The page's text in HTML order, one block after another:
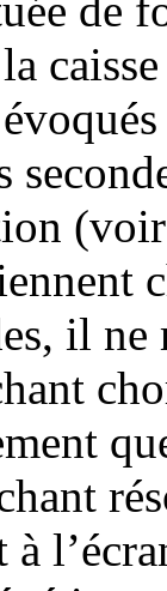
il